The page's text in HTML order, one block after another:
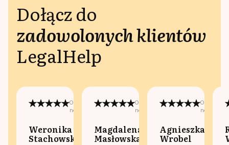
Dołącz do
zadowolonych klientów
LegalHelp
Opublikowano
na:
Weronika
Stachowska
Opublikowano
na:
Magdalena
Masłowska
na:
Agnieszka
Wrobel